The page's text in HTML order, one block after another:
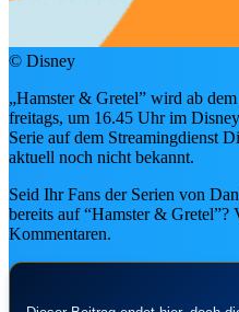
🗃️
© Disney
„Hamster & Gretel” wird ab
freitags, um 16.45 Uhr im
Serie auf dem Streamingdienst
aktuell noch nicht bekannt.
Seid Ihr Fans der Serien von
bereits auf “Hamster & Gretel”?
Kommentaren.